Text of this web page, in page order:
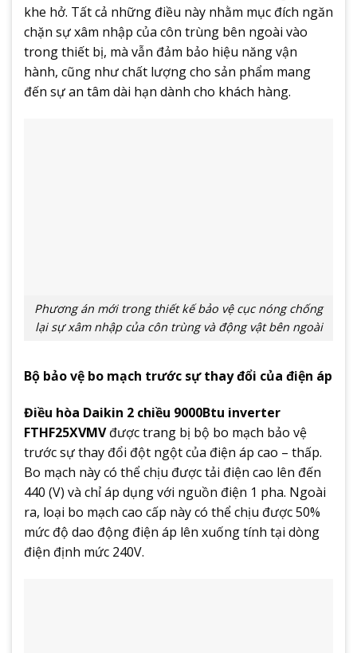
khe hở. Tất cả những điều này nhằm mục đích ngăn
chặn sự xâm nhập của côn trùng bên ngoài vào
trong thiết bị, mà vẫn đảm bảo hiệu năng vận
hành, cũng như chất lượng cho sản phẩm mang
đến sự an tâm dài hạn dành cho khách hàng.
Phương án mới trong thiết kế bảo vệ cục nóng chống
lại sự xâm nhập của côn trùng và động vật bên ngoài
Bộ bảo vệ bo mạch trước sự thay đổi của điện áp
Điều hòa Daikin 2 chiều 9000Btu inverter
FTHF25XVMVđược trang bị bộ bo mạch bảo vệ
trước sự thay đổi đột ngột của điện áp cao – thấp.
Bo mạch này có thể chịu được tải điện cao lên đến
440 (V) và chỉ áp dụng với nguồn điện 1 pha. Ngoài
ra, loại bo mạch cao cấp này có thể chịu được 50%
mức độ dao động điện áp lên xuống tính tại dòng
điện định mức 240V.